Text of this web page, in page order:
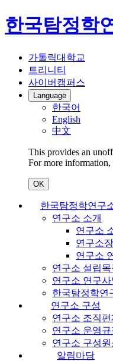
한국탐정학
가톨릭대학교
트리니티
사이버캠퍼스
Language
한국어
English
中文
This provides an
For more information,
OK
한국탐정학연구
연구소 소개
연구소
연구소
연구소
연구소 설립목
연구소 연구
한국탐정학연
연구소 구성
연구소 조직편
연구소 운영규
연구소 구성원
알림마당